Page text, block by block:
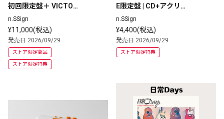
初回限定盤＋ VICTOR
ONLINE STORE限定
盤＋アクリルスタンド
)
n.SSign
¥11,000(税込)
発売日 2026/09/29
ストア限定商品
ストア限定特典
E限定盤 | CD+アクリ
ルスタンド
n.SSign
¥4,400(税込)
発売日 2026/09/29
ストア限定特典